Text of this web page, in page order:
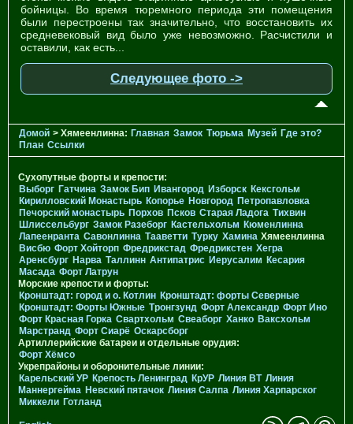
бойницы. Во время тюремного периода эти помещения
были перестроены так значительно, что восстановить их
средневековый вид было уже невозможно. Расчистили и
оставили, как есть...
Следующее фото ->
Домой > Хямеенлинна: Главная Замок Тюрьма Музей Где это?
План Ссылки
Сухопутные форты и крепости:
Выборг Гатчина Замок Бип Ивангород Изборск Кексгольм
Кирилловский Монастырь Копорье Новгород Петропавловка
Печорcкий монастырь Порхов Псков Старая Ладога Тихвин
Шлиссельбург Замок Разеборг Кастельхольм Кюменлинна
Лапеенранта Савонлинна Тааветти Турку Хамина Хямеенлинна
Висбю Форт Хойторп Фредрикстад Фредрикстен Хегра
Аренсбург Нарва Таллинн Антипатрис Иерусалим Кесария
Масада Форт Латрун
Морские крепости и форты:
Кронштадт: город и о. Котлин Кронштадт: форты Северные
Кронштадт: Форты Южные Тронгзунд Форт Александр Форт Ино
Форт Красная Горка Свартхольм Свеаборг Ханко Ваксхольм
Марстранд Форт Сиарё Оскарсборг
Артиллерийские батареи и отдельные орудия:
Форт Хёмсо
Укрепрайоны и оборонительные линии:
Карельский УР Крепость Ленинград КрУР Линия ВТ Линия
Маннергейма Невский пятачок Линия Салпа Линия Харпарског
Миккели Готланд